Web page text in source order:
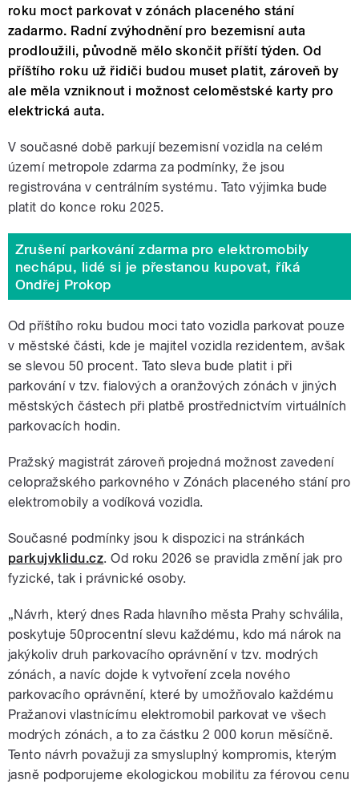
roku moct parkovat v zónách placeného stání
zadarmo. Radní zvýhodnění pro bezemisní auta
prodloužili, původně mělo skončit příští týden. Od
příštího roku už řidiči budou muset platit, zároveň by
ale měla vzniknout i možnost celoměstské karty pro
elektrická auta.
V současné době parkují bezemisní vozidla na celém
území metropole zdarma za podmínky, že jsou
registrována v centrálním systému. Tato výjimka bude
platit do konce roku 2025.
Zrušení parkování zdarma pro elektromobily
nechápu, lidé si je přestanou kupovat, říká
Ondřej Prokop
Od příštího roku budou moci tato vozidla parkovat pouze
v městské části, kde je majitel vozidla rezidentem, avšak
se slevou 50 procent. Tato sleva bude platit i při
parkování v tzv. fialových a oranžových zónách v jiných
městských částech při platbě prostřednictvím virtuálních
parkovacích hodin.
Pražský magistrát zároveň projedná možnost zavedení
celopražského parkovného v Zónách placeného stání pro
elektromobily a vodíková vozidla.
Současné podmínky jsou k dispozici na stránkách
parkujvklidu.cz. Od roku 2026 se pravidla změní jak pro
fyzické, tak i právnické osoby.
„Návrh, který dnes Rada hlavního města Prahy schválila,
poskytuje 50procentní slevu každému, kdo má nárok na
jakýkoliv druh parkovacího oprávnění v tzv. modrých
zónách, a navíc dojde k vytvoření zcela nového
parkovacího oprávnění, které by umožňovalo každému
Pražanovi vlastnícímu elektromobil parkovat ve všech
modrých zónách, a to za částku 2 000 korun měsíčně.
Tento návrh považuji za smysluplný kompromis, kterým
jasně podporujeme ekologickou mobilitu za férovou cenu